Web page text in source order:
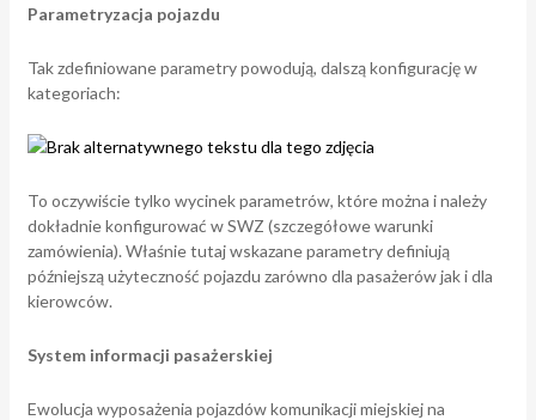
Parametryzacja pojazdu
Tak zdefiniowane parametry powodują, dalszą konfigurację w
kategoriach:
To oczywiście tylko wycinek parametrów, które można i należy
dokładnie konfigurować w SWZ (szczegółowe warunki
zamówienia). Właśnie tutaj wskazane parametry definiują
późniejszą użyteczność pojazdu zarówno dla pasażerów jak i dla
kierowców.
System informacji pasażerskiej
Ewolucja wyposażenia pojazdów komunikacji miejskiej na